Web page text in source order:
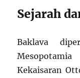
Sejarah
Baklava
Kekaisaran